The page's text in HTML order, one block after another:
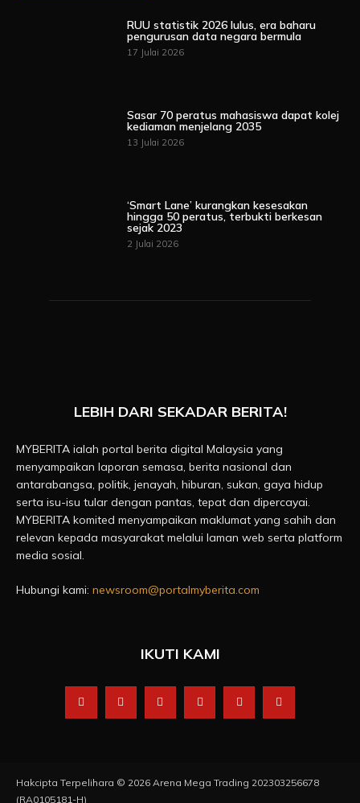
RUU statistik 2026 lulus, era baharu
pengurusan data negara bermula
17 Julai 2026
Sasar 70 peratus mahasiswa dapat kolej
kediaman menjelang 2035
13 Julai 2026
‘Smart Lane’ kurangkan kesesakan
hingga 50 peratus, terbukti berkesan
sejak 2023
2 Julai 2026
LEBIH DARI SEKADAR BERITA!
MYBERITA ialah portal berita digital Malaysia yang
menyampaikan laporan semasa, berita nasional dan
antarabangsa, politik, jenayah, hiburan, sukan, gaya hidup
serta isu-isu tular dengan pantas, tepat dan dipercayai.
MYBERITA komited menyampaikan maklumat yang sahih dan
relevan kepada masyarakat melalui laman web serta platform
media sosial.
Hubungi kami: newsroom@portalmyberita.com
IKUTI KAMI
Hakcipta Terpelihara © 2026 Arena Mega Trading 202303256678
(RA0105181-H)